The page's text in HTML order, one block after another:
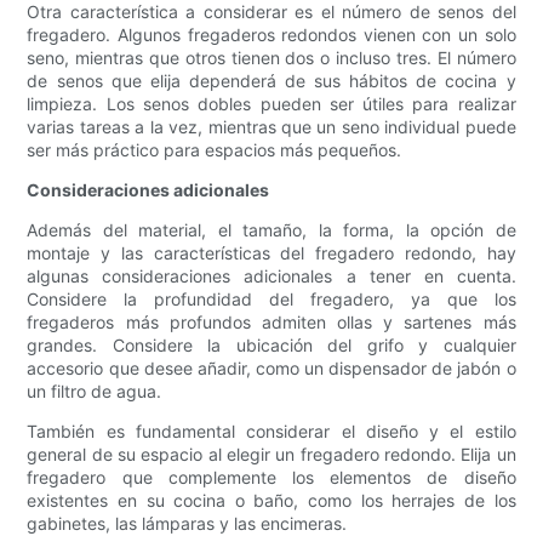
Otra característica a considerar es el número de senos del
fregadero. Algunos fregaderos redondos vienen con un solo
seno, mientras que otros tienen dos o incluso tres. El número
de senos que elija dependerá de sus hábitos de cocina y
limpieza. Los senos dobles pueden ser útiles para realizar
varias tareas a la vez, mientras que un seno individual puede
ser más práctico para espacios más pequeños.
Consideraciones adicionales
Además del material, el tamaño, la forma, la opción de
montaje y las características del fregadero redondo, hay
algunas consideraciones adicionales a tener en cuenta.
Considere la profundidad del fregadero, ya que los
fregaderos más profundos admiten ollas y sartenes más
grandes. Considere la ubicación del grifo y cualquier
accesorio que desee añadir, como un dispensador de jabón o
un filtro de agua.
También es fundamental considerar el diseño y el estilo
general de su espacio al elegir un fregadero redondo. Elija un
fregadero que complemente los elementos de diseño
existentes en su cocina o baño, como los herrajes de los
gabinetes, las lámparas y las encimeras.